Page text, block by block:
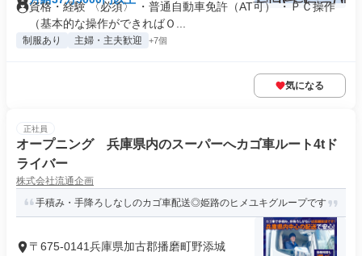
資格・経験 〈必須〉 ・普通自動車免許（AT可） ・ＰＣ操作
（基本的な操作ができればＯ...
制服あり 主婦・主夫歓迎 +7個
気になる
正社員
オープニング 兵庫県内のスーパーへカゴ車ルート4tド
ライバー
株式会社流通企画
手積み・手降ろしなしのカゴ車配送◎姫路のヒメユキグループです
〒675-0141兵庫県加古郡播磨町野添城